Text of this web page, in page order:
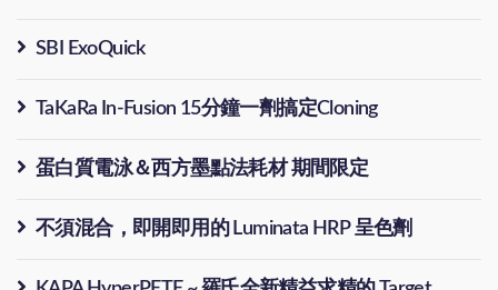
SBI ExoQuick
TaKaRa In-Fusion 15分鐘一劑搞定Cloning
蛋白質電泳＆西方墨點法耗材 期間限定
不須混合，即開即用的 Luminata HRP 呈色劑